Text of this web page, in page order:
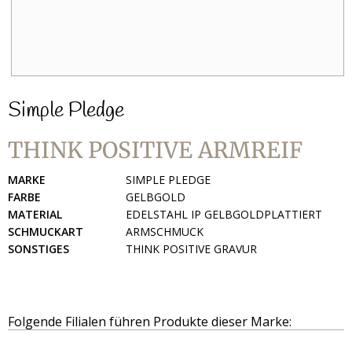
Simple Pledge
THINK POSITIVE ARMREIF
MARKE
SIMPLE PLEDGE
FARBE
GELBGOLD
MATERIAL
EDELSTAHL IP GELBGOLDPLATTIERT
SCHMUCKART
ARMSCHMUCK
SONSTIGES
THINK POSITIVE GRAVUR
Folgende Filialen führen Produkte dieser Marke: